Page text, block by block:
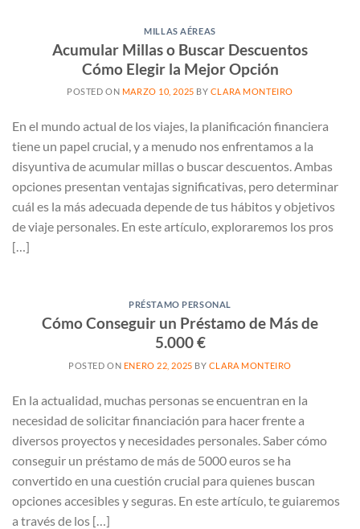
MILLAS AÉREAS
Acumular Millas o Buscar Descuentos
Cómo Elegir la Mejor Opción
POSTED ON MARZO 10, 2025 BY CLARA MONTEIRO
En el mundo actual de los viajes, la planificación financiera
tiene un papel crucial, y a menudo nos enfrentamos a la
disyuntiva de acumular millas o buscar descuentos. Ambas
opciones presentan ventajas significativas, pero determinar
cuál es la más adecuada depende de tus hábitos y objetivos
de viaje personales. En este artículo, exploraremos los pros
[…]
PRÉSTAMO PERSONAL
Cómo Conseguir un Préstamo de Más de
5.000 €
POSTED ON ENERO 22, 2025 BY CLARA MONTEIRO
En la actualidad, muchas personas se encuentran en la
necesidad de solicitar financiación para hacer frente a
diversos proyectos y necesidades personales. Saber cómo
conseguir un préstamo de más de 5000 euros se ha
convertido en una cuestión crucial para quienes buscan
opciones accesibles y seguras. En este artículo, te guiaremos
a través de los […]